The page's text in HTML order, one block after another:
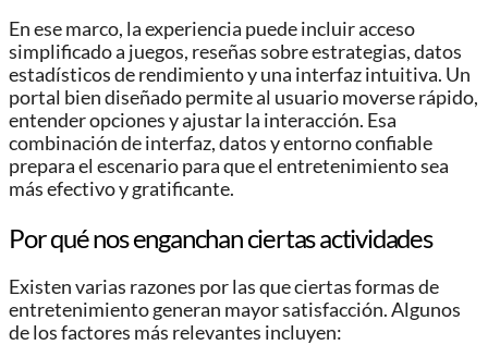
En ese marco, la experiencia puede incluir acceso
simplificado a juegos, reseñas sobre estrategias, datos
estadísticos de rendimiento y una interfaz intuitiva. Un
portal bien diseñado permite al usuario moverse rápido,
entender opciones y ajustar la interacción. Esa
combinación de interfaz, datos y entorno confiable
prepara el escenario para que el entretenimiento sea
más efectivo y gratificante.
Por qué nos enganchan ciertas actividades
Existen varias razones por las que ciertas formas de
entretenimiento generan mayor satisfacción. Algunos
de los factores más relevantes incluyen: